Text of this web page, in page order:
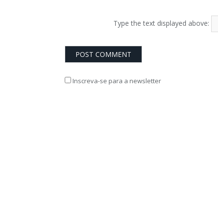
Type the text displayed above:
Inscreva-se para a newsletter